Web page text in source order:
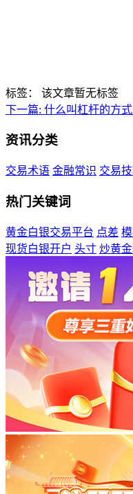
标签：
该文章暂无标签
下一篇: 什么叫杠杆的方
资讯分类
交易术语 金融常识 交易
热门关键词
黄金白银交易平台 点差
现货白银开户 头寸 炒黄